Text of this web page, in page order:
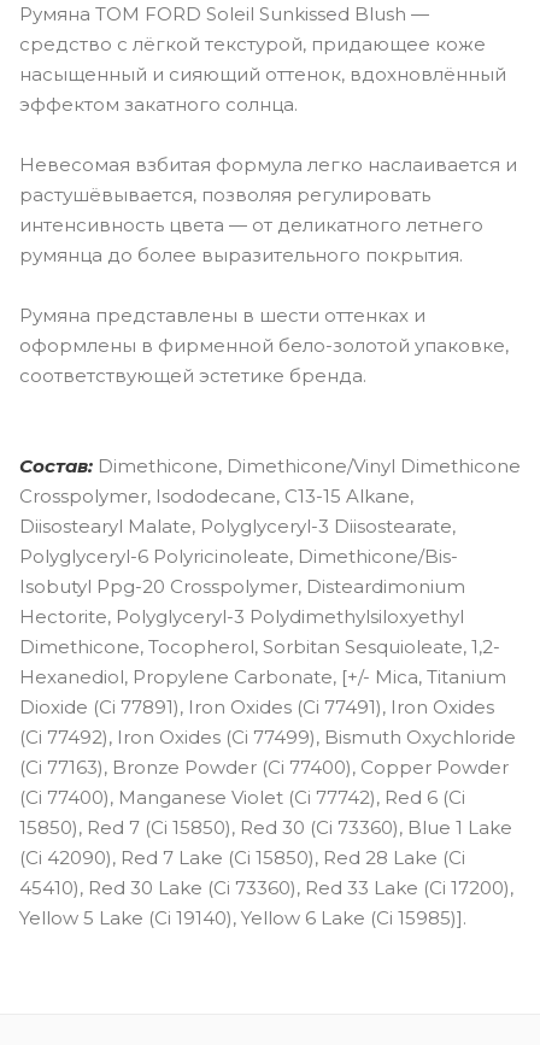
Румяна TOM FORD Soleil Sunkissed Blush —
средство с лёгкой текстурой, придающее коже
насыщенный и сияющий оттенок, вдохновлённый
эффектом закатного солнца.
Невесомая взбитая формула легко наслаивается и
растушёвывается, позволяя регулировать
интенсивность цвета — от деликатного летнего
румянца до более выразительного покрытия.
Румяна представлены в шести оттенках и
оформлены в фирменной бело-золотой упаковке,
соответствующей эстетике бренда.
Состав: Dimethicone, Dimethicone/Vinyl Dimethicone
Crosspolymer, Isododecane, C13-15 Alkane,
Diisostearyl Malate, Polyglyceryl-3 Diisostearate,
Polyglyceryl-6 Polyricinoleate, Dimethicone/Bis-
Isobutyl Ppg-20 Crosspolymer, Disteardimonium
Hectorite, Polyglyceryl-3 Polydimethylsiloxyethyl
Dimethicone, Tocopherol, Sorbitan Sesquioleate, 1,2-
Hexanediol, Propylene Carbonate, [+/- Mica, Titanium
Dioxide (Ci 77891), Iron Oxides (Ci 77491), Iron Oxides
(Ci 77492), Iron Oxides (Ci 77499), Bismuth Oxychloride
(Ci 77163), Bronze Powder (Ci 77400), Copper Powder
(Ci 77400), Manganese Violet (Ci 77742), Red 6 (Ci
15850), Red 7 (Ci 15850), Red 30 (Ci 73360), Blue 1 Lake
(Ci 42090), Red 7 Lake (Ci 15850), Red 28 Lake (Ci
45410), Red 30 Lake (Ci 73360), Red 33 Lake (Ci 17200),
Yellow 5 Lake (Ci 19140), Yellow 6 Lake (Ci 15985)].